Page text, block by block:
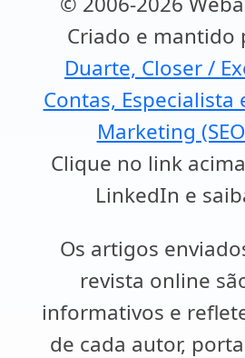
Criado e mantido
Duarte, Closer /
Contas, Especialista
Marketing
Clique no link
LinkedIn e
Os artigos
revista online
informativos e
de cada autor,